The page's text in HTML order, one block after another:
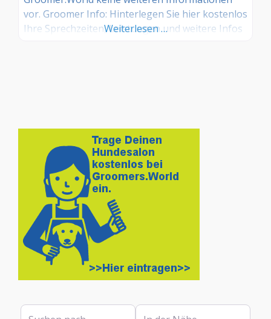
vor. Groomer Info: Hinterlegen Sie hier kostenlos
Ihre Sprechzeiten, Leistungen und weitere Infos
Weiterlesen …
Suchen nach In der Nähe